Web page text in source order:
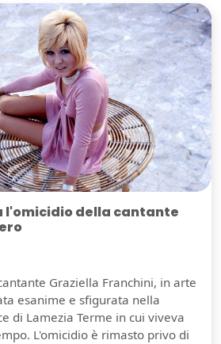
l'omicidio della cantante
Graziella Franchini, in arte
esanime e sfigurata nella
di Lamezia Terme in cui viveva
L'omicidio è rimasto privo di